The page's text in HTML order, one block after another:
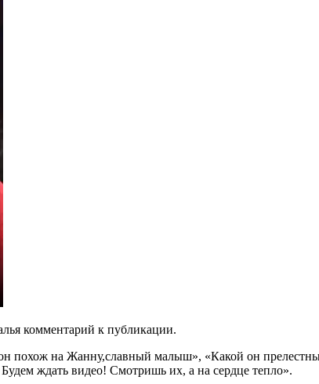
комментарий к публикации.
похож на Жанну,славный малыш», «Какой он
ждать видео! Смотришь их, а на сердце тепло».